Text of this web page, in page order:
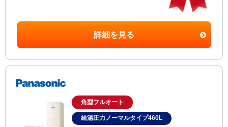
詳細を見る
角型フルオート
給湯圧力ノーマルタイプ460L